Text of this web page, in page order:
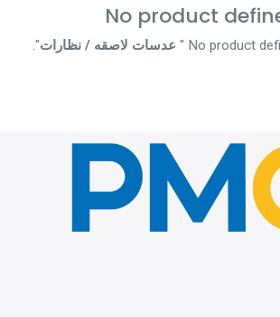
No product
No product عدسات لاصقه / نظارات".